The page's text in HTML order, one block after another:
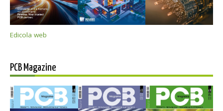
Edicola web
PCB Magazine